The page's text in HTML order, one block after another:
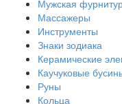
Мужская
Массажеры
Инструменты
Знаки зодиака
Керамические
Каучуковые
Руны
Кольца